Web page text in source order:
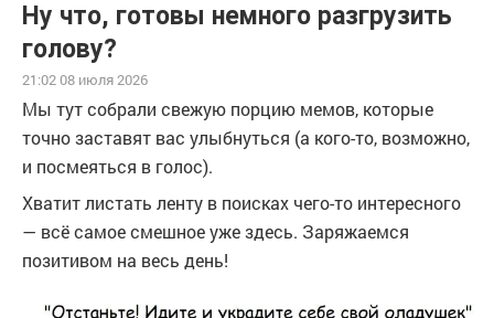
Ну что, готовы немного разгрузить
голову?
21:02 08 июля 2026
Мы тут собрали свежую порцию мемов, которые
точно заставят вас улыбнуться (а кого-то, возможно,
и посмеяться в голос).
Хватит листать ленту в поисках чего-то интересного
— всё самое смешное уже здесь. Заряжаемся
позитивом на весь день!